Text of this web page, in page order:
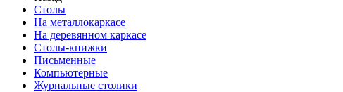
Столы
На металлокаркасе
На деревянном каркасе
Столы-книжки
Письменные
Компьютерные
Журнальные столики